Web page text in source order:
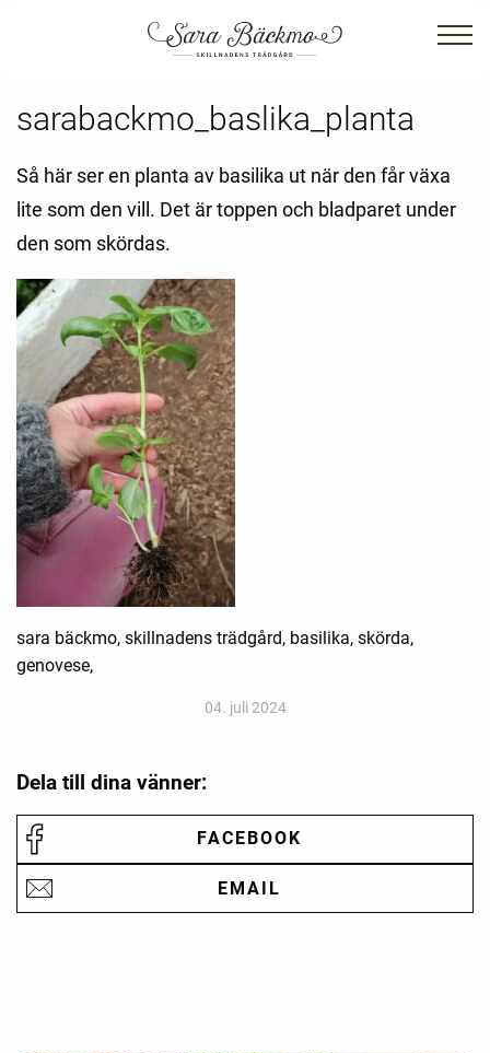
sarabackmo_baslika_planta
Så här ser en planta av basilika ut när den får växa
lite som den vill. Det är toppen och bladparet under
den som skördas.
sara bäckmo, skillnadens trädgård, basilika, skörda,
genovese,
04. juli 2024
Dela till dina vänner:
FACEBOOK
EMAIL